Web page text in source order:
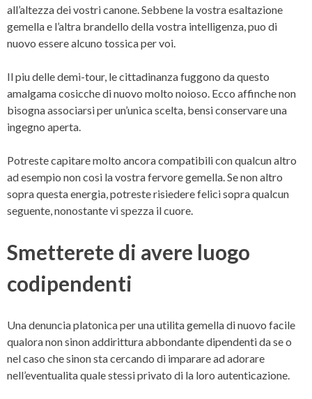
all’altezza dei vostri canone. Sebbene la vostra esaltazione
gemella e l’altra brandello della vostra intelligenza, puo di
nuovo essere alcuno tossica per voi.
Il piu delle demi-tour, le cittadinanza fuggono da questo
amalgama cosicche di nuovo molto noioso. Ecco affinche non
bisogna associarsi per un’unica scelta, bensi conservare una
ingegno aperta.
Potreste capitare molto ancora compatibili con qualcun altro
ad esempio non cosi la vostra fervore gemella. Se non altro
sopra questa energia, potreste risiedere felici sopra qualcun
seguente, nonostante vi spezza il cuore.
Smetterete di avere luogo
codipendenti
Una denuncia platonica per una utilita gemella di nuovo facile
qualora non sinon addirittura abbondante dipendenti da se o
nel caso che sinon sta cercando di imparare ad adorare
nell’eventualita quale stessi privato di la loro autenticazione.